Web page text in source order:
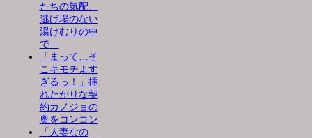
たちの気配、
逃げ場のない
湯けむりの中
で―
「まって…そ
こキモチよす
ぎるっ！」挿
れたがりな契
約カノジョの
奥をコンコン
「人妻なの